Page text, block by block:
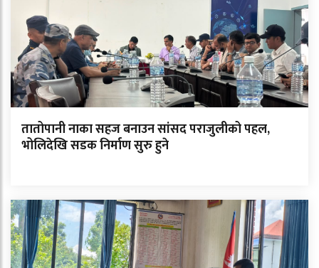
तातोपानी नाका सहज बनाउन सांसद पराजुलीको पहल,
भोलिदेखि सडक निर्माण सुरु हुने